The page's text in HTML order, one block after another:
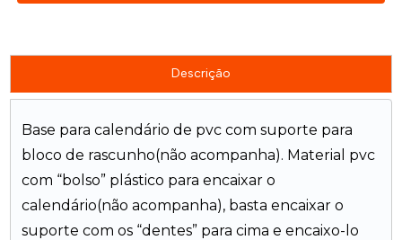
Descrição
Base para calendário de pvc com suporte para
bloco de rascunho(não acompanha). Material pvc
com “bolso” plástico para encaixar o
calendário(não acompanha), basta encaixar o
suporte com os “dentes” para cima e encaixo-lo